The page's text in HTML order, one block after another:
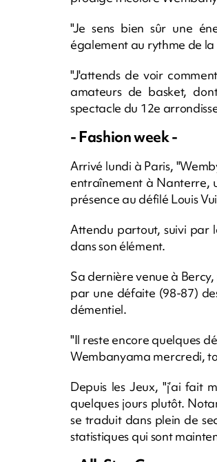
"Je sens bien sûr une
également au rythme de
"J'attends de voir
amateurs de basket,
spectacle du 12e
- Fashion week -
Arrivé lundi à Paris,
entraînement à Nanterre,
présence au défilé Louis
Attendu partout, suivi par
dans son élément.
Sa dernière venue à
par une défaite (98-87)
démentiel.
"Il reste encore quelques
Wembanyama mercredi,
Depuis les Jeux, "j’ai fait
quelques jours plutôt.
se traduit dans plein de
statistiques qui sont